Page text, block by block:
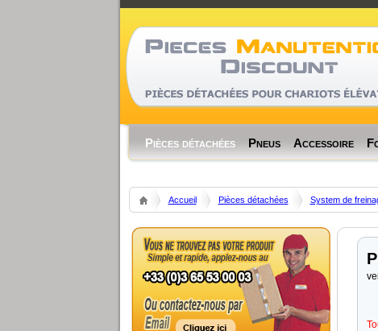
Pièces détachées Pneus Accessoire
Accueil Pièces détachées System de
Emalloc RealMem